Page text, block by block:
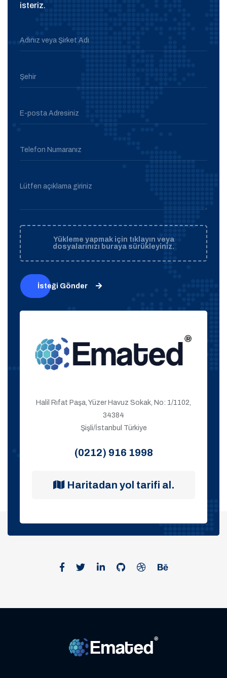
isteriz.
Adınız veya Şirket Adı
Şehir
E-posta Adresiniz
Telefon Numaranız
Lütfen açıklama giriniz
Yükleme yapmak için tıklayın veya
dosyalarınızı buraya sürükleyiniz.
İsteği Gönder
Halil Rıfat Paşa, Yüzer Havuz Sokak, No: 1/1102,
34384
Şişli/İstanbul Türkiye
(0212) 916 1998
Haritadan yol tarifi al.